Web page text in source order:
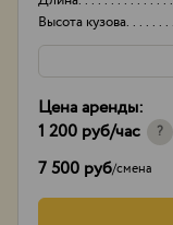
Высота кузова
Цена аренды:
1 200 руб/час ?
7 500 руб/смена